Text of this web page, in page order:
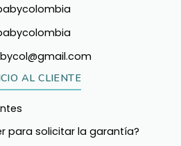
AL CLIENTE
para solicitar la garantía?